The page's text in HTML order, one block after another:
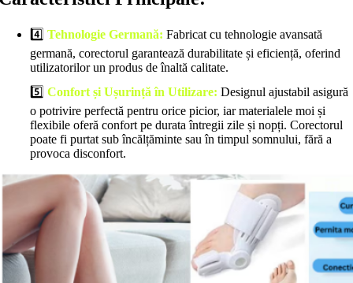
4️⃣ Tehnologie Germană: Fabricat cu tehnologie avansată
germană, corectorul garantează durabilitate și eficiență, oferind
utilizatorilor un produs de înaltă calitate.
5️⃣ Confort și Ușurință în Utilizare: Designul ajustabil asigură
o potrivire perfectă pentru orice picior, iar materialele moi și
flexibile oferă confort pe durata întregii zile și nopți. Corectorul
poate fi purtat sub încălțăminte sau în timpul somnului, fără a
provoca disconfort.